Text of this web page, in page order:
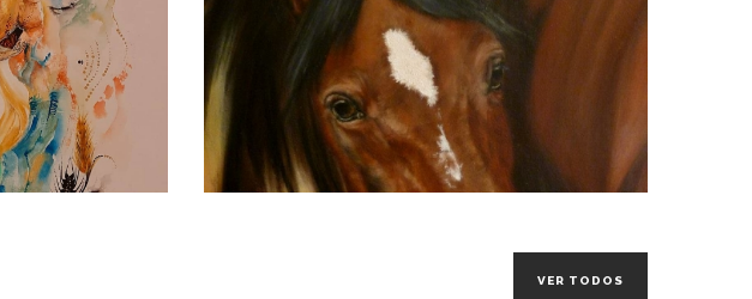
VER TODOS